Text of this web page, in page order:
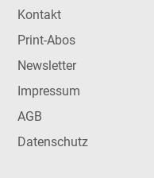
Kontakt
Print-Abos
Newsletter
Impressum
AGB
Datenschutz